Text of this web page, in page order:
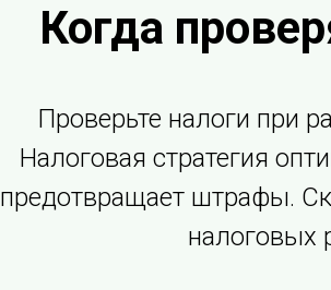
Когда
Проверьте налоги при
Налоговая стратегия
предотвращает штрафы.
налоговых